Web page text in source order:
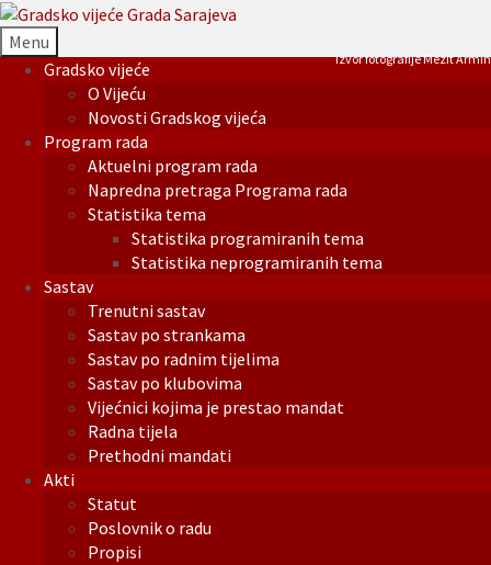
Menu
Gradsko vijeće
O Vijeću
Novosti Gradskog vijeća
Program rada
Aktuelni program rada
Napredna pretraga Programa rada
Statistika tema
Statistika programiranih tema
Statistika neprogramiranih tema
Sastav
Trenutni sastav
Sastav po strankama
Sastav po radnim tijelima
Sastav po klubovima
Vijećnici kojima je prestao mandat
Radna tijela
Prethodni mandati
Akti
Statut
Poslovnik o radu
Propisi
Izvor fotografije Mezit Armin